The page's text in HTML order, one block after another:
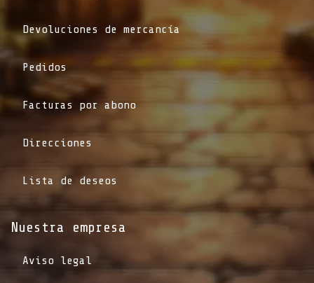
Devoluciones de mercancía
Pedidos
Facturas por abono
Direcciones
Lista de deseos
Nuestra empresa
Aviso legal